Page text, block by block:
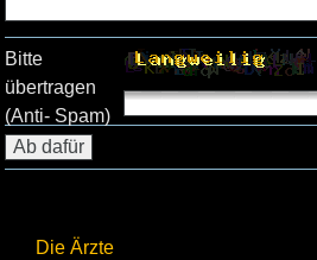
Die Ärzte
Bitte
übertragen
(Anti- Spam)